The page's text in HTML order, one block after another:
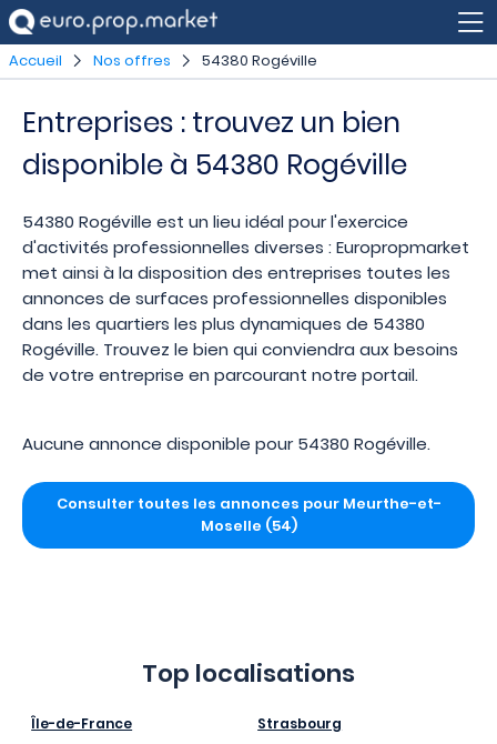
Accueil Nos offres 54380 Rogéville
Entreprises : trouvez un bien
disponible à 54380 Rogéville
54380 Rogéville est un lieu idéal pour l'exercice
d'activités professionnelles diverses : Europropmarket
met ainsi à la disposition des entreprises toutes les
annonces de surfaces professionnelles disponibles
dans les quartiers les plus dynamiques de 54380
Rogéville. Trouvez le bien qui conviendra aux besoins
de votre entreprise en parcourant notre portail.
Aucune annonce disponible pour 54380 Rogéville.
Consulter toutes les annonces pour Meurthe-et-
Moselle (54)
Top localisations
Île-de-France
Strasbourg